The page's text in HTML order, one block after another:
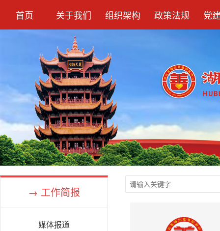
首页 关于我们 组织架构 政策法规 党
→ 工作简报
媒体报道